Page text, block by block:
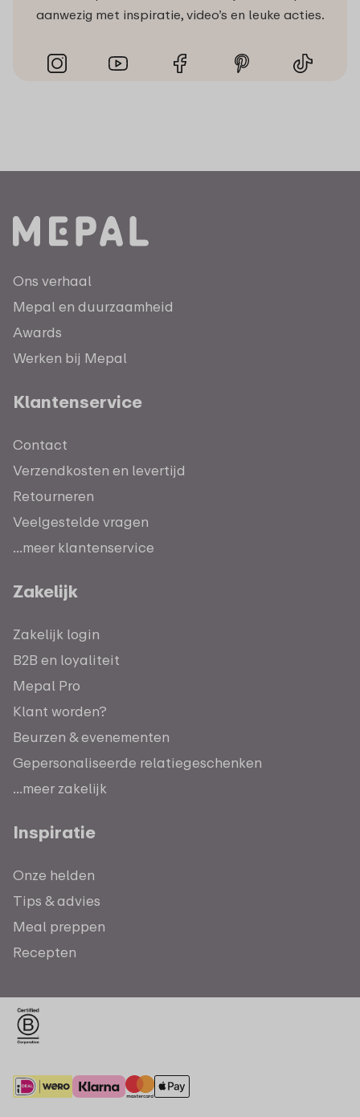
aanwezig met inspiratie, video’s en leuke acties.
Ons verhaal
Mepal en duurzaamheid
Awards
Werken bij Mepal
Klantenservice
Contact
Verzendkosten en levertijd
Retourneren
Veelgestelde vragen
...meer klantenservice
Zakelijk
Zakelijk login
B2B en loyaliteit
Mepal Pro
Klant worden?
Beurzen & evenementen
Gepersonaliseerde relatiegeschenken
...meer zakelijk
Inspiratie
Onze helden
Tips & advies
Meal preppen
Recepten